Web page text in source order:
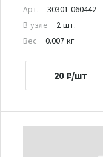
Арт.
30301-060442
В узле
2 шт.
Вес
0.007 кг
20 ₽/шт